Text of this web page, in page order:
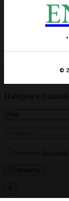
©
Наберем в